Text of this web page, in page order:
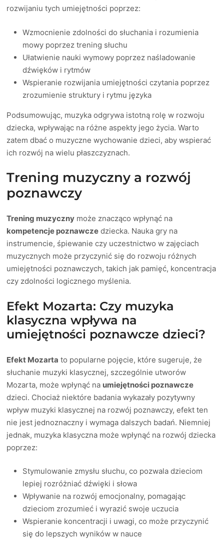
rozwijaniu tych umiejętności poprzez:
Wzmocnienie zdolności do słuchania i rozumienia
mowy poprzez trening słuchu
Ułatwienie nauki wymowy poprzez naśladowanie
dźwięków i rytmów
Wspieranie rozwijania umiejętności czytania poprzez
zrozumienie struktury i rytmu języka
Podsumowując, muzyka odgrywa istotną rolę w rozwoju
dziecka, wpływając na różne aspekty jego życia. Warto
zatem dbać o muzyczne wychowanie dzieci, aby wspierać
ich rozwój na wielu płaszczyznach.
Trening muzyczny a rozwój
poznawczy
Trening muzyczny może znacząco wpłynąć na
kompetencje poznawcze dziecka. Nauka gry na
instrumencie, śpiewanie czy uczestnictwo w zajęciach
muzycznych może przyczynić się do rozwoju różnych
umiejętności poznawczych, takich jak pamięć, koncentracja
czy zdolności logicznego myślenia.
Efekt Mozarta: Czy muzyka
klasyczna wpływa na
umiejętności poznawcze dzieci?
Efekt Mozarta to popularne pojęcie, które sugeruje, że
słuchanie muzyki klasycznej, szczególnie utworów
Mozarta, może wpłynąć na umiejętności poznawcze
dzieci. Chociaż niektóre badania wykazały pozytywny
wpływ muzyki klasycznej na rozwój poznawczy, efekt ten
nie jest jednoznaczny i wymaga dalszych badań. Niemniej
jednak, muzyka klasyczna może wpłynąć na rozwój dziecka
poprzez:
Stymulowanie zmysłu słuchu, co pozwala dzieciom
lepiej rozróżniać dźwięki i słowa
Wpływanie na rozwój emocjonalny, pomagając
dzieciom zrozumieć i wyrazić swoje uczucia
Wspieranie koncentracji i uwagi, co może przyczynić
się do lepszych wyników w nauce